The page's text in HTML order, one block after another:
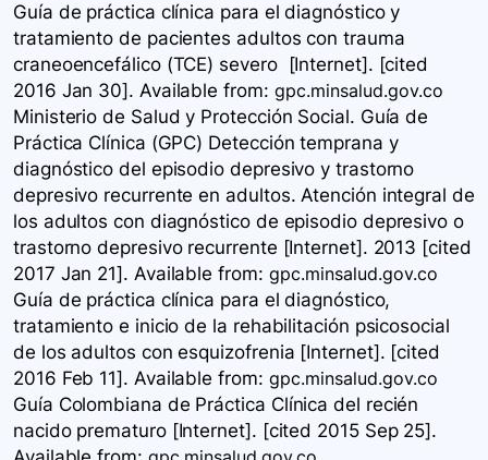
Guía de práctica clínica para el diagnóstico y
tratamiento de pacientes adultos con trauma
craneoencefálico (TCE) severo [Internet]. [cited
2016 Jan 30]. Available from: gpc.minsalud.gov.co
Ministerio de Salud y Protección Social. Guía de
Práctica Clínica (GPC) Detección temprana y
diagnóstico del episodio depresivo y trastorno
depresivo recurrente en adultos. Atención integral de
los adultos con diagnóstico de episodio depresivo o
trastorno depresivo recurrente [Internet]. 2013 [cited
2017 Jan 21]. Available from: gpc.minsalud.gov.co
Guía de práctica clínica para el diagnóstico,
tratamiento e inicio de la rehabilitación psicosocial
de los adultos con esquizofrenia [Internet]. [cited
2016 Feb 11]. Available from: gpc.minsalud.gov.co
Guía Colombiana de Práctica Clínica del recién
nacido prematuro [Internet]. [cited 2015 Sep 25].